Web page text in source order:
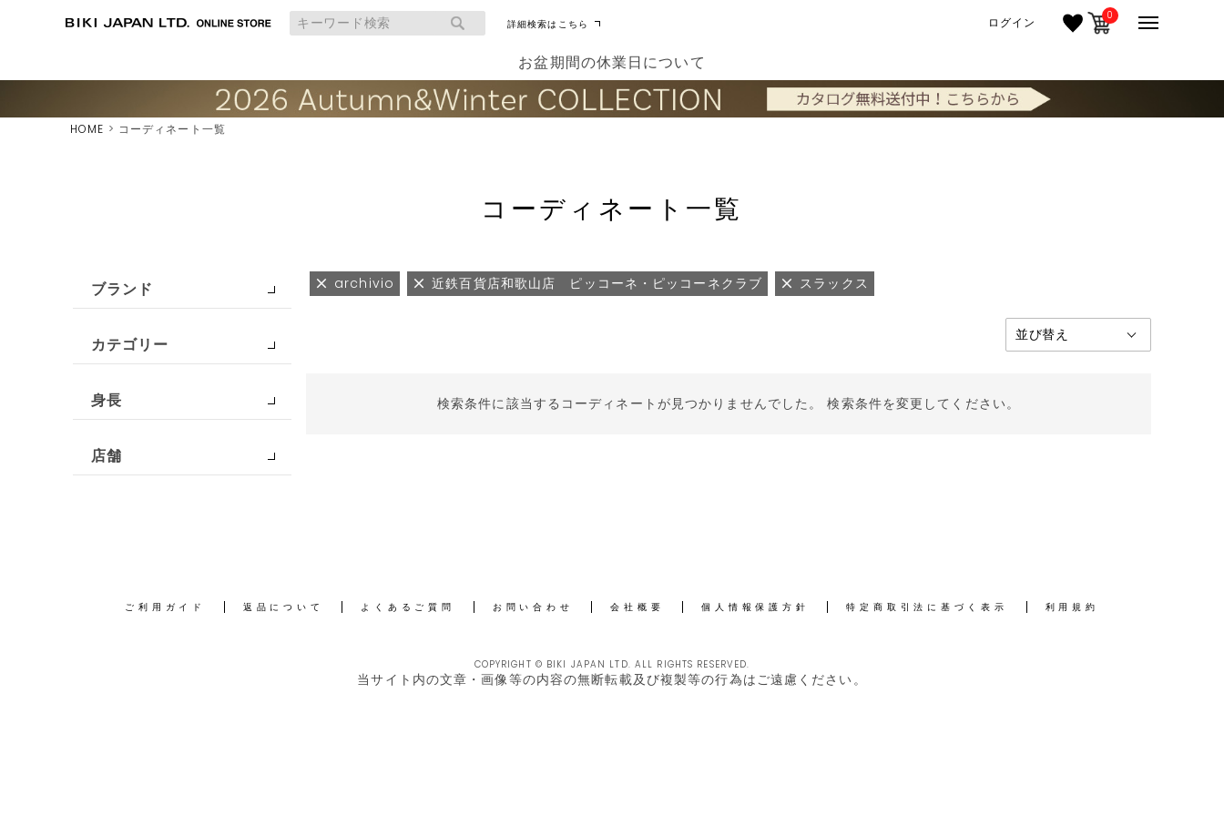
詳細検索はこちら ログイン 0
お盆期間の休業日について
HOME コーディネート一覧
コーディネート一覧
ブランド
カテゴリー
身長
店舗
archivio 近鉄百貨店和歌山店 ピッコーネ・ピッコーネクラブ スラックス
検索条件に該当するコーディネートが見つかりませんでした。 検索条件を変更してください。
ご利用ガイド 返品について よくあるご質問 お問い合わせ 会社概要 個人情報保護方針 特定商取引法に基づく表示 利用規約
COPYRIGHT © BIKI JAPAN LTD. ALL RIGHTS RESERVED.
当サイト内の文章・画像等の内容の無断転載及び複製等の行為はご遠慮ください。